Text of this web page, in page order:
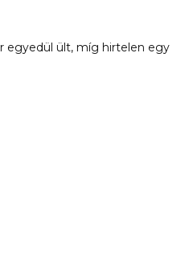
egyedül ült, míg hirtelen egy